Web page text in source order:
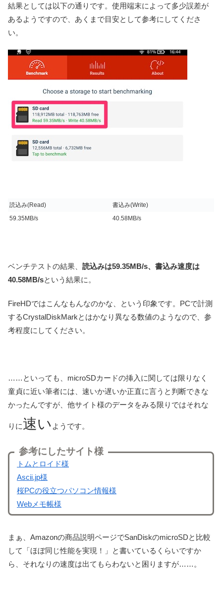
結果としては以下の通りです。使用端末によって多少誤差が
あるようですので、あくまで目安として参考にしてくださ
い。
読込み(Read)
書込み(Write)
59.35MB/s
40.58MB/s
ベンチテストの結果、 読込みは59.35MB/s、書込み速度は
40.58MB/sという結果に。
FireHDではこんなもんなのかな、という印象です。PCで計測
するCrystalDiskMarkとはかなり異なる数値のようなので、参
考程度にしてください。
……といっても、microSDカードの挿入に関しては限りなく
童貞に近い筆者には、速いか遅いか正直に言うと判断できな
かったんですが、他サイト様のデータをみる限りではそれな
りに速い ようです。
参考にしたサイト様
トムとロイド様
Ascii.jp様
桜PCの役立つパソコン情報様
Webメモ帳様
まぁ、Amazonの商品説明ページでSanDiskのmicroSDと比較
して「ほぼ同じ性能を実現！」と書いているくらいですか
ら、それなりの速度は出てもらわないと困りますが……。